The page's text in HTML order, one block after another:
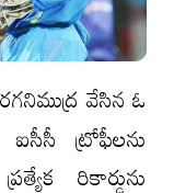
వేసిన ఓ
ట్రోఫీలను
రికార్డును